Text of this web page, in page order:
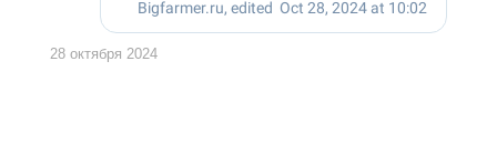
28 октября 2024